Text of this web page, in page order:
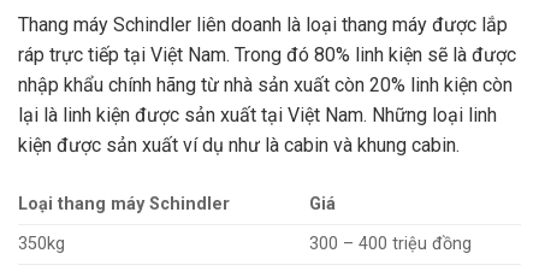
Thang máy Schindler liên doanh là loại thang máy được lắp
ráp trực tiếp tại Việt Nam. Trong đó 80% linh kiện sẽ là được
nhập khẩu chính hãng từ nhà sản xuất còn 20% linh kiện còn
lại là linh kiện được sản xuất tại Việt Nam. Những loại linh
kiện được sản xuất ví dụ như là cabin và khung cabin.
Loại thang máy Schindler
Giá
350kg
300 – 400 triệu đồng